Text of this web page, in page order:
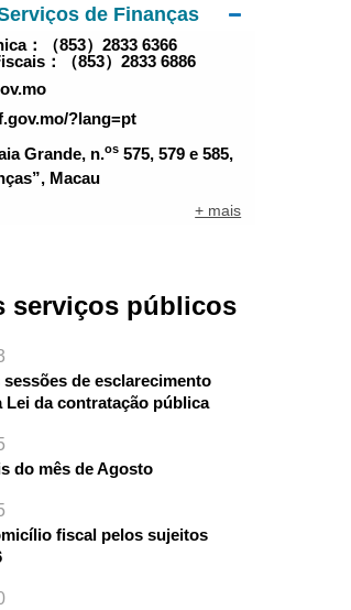
de Finanças
：（853）2833 6366
：（853）2833 6886
?lang=pt
Grande, n.os 575, 579 e 585,
Macau
+ mais
serviços públicos
de esclarecimento
Lei da contratação pública
do mês de Agosto
fiscal pelos sujeitos